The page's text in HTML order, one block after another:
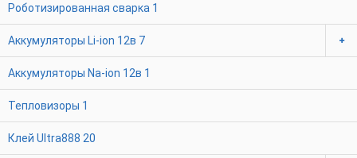
Роботизированная сварка 1
Аккумуляторы Li-ion 12в 7
Аккумуляторы Na-ion 12в 1
Тепловизоры 1
Клей Ultra888 20